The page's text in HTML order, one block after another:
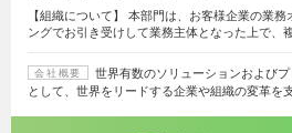
【組織について】 本部門は、お客様企業の業
ングでお引き受けして業務主体となった上で、
会社概要
世界有数のソリューションおよび
として、世界をリードする企業や組織の変革を